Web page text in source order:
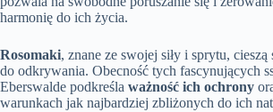
harmonię do ich życia.
Rosomaki, znane ze swojej siły i sprytu, cieszą
do odkrywania. Obecność tych fascynujących
Eberswalde podkreśla ważność ich ochrony
warunkach jak najbardziej zbliżonych do ich